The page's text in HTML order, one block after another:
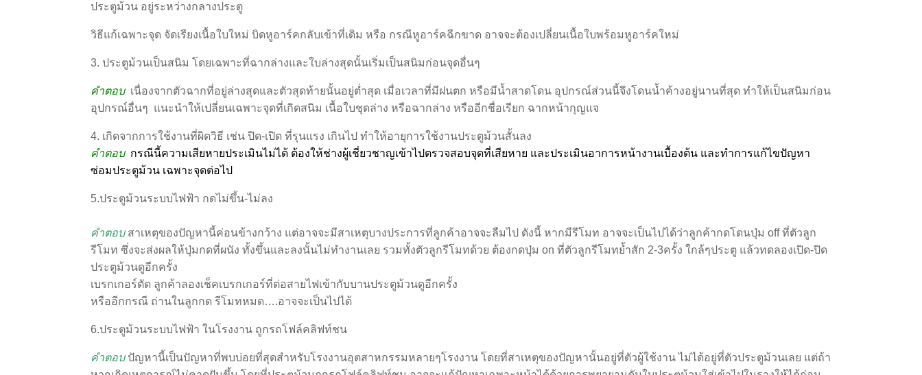
ประตูม้วน อยู่ระหว่างกลางประตู
วิธีแก้เฉพาะจุด จัดเรียงเนื้อใบใหม่ บิดหูอาร์คกลับเข้าที่เดิม หรือ กรณีหูอาร์คฉีกขาด อาจจะต้องเปลี่ยนเนื้อใบพร้อมหูอาร์คใหม่
3. ประตูม้วนเป็นสนิม โดยเฉพาะที่ฉากล่างและใบล่างสุดนั้นเริ่มเป็นสนิมก่อนจุดอื่นๆ
คำตอบ เนื่องจากตัวฉากที่อยู่ล่างสุดและตัวสุดท้ายนั้นอยู่ต่ำสุด เมื่อเวลาที่มีฝนตก หรือมีน้ำสาดโดน อุปกรณ์ส่วนนี้จึงโดนน้ำค้างอยู่นานที่สุด ทำให้เป็นสนิมก่อน
อุปกรณ์อื่นๆ แนะนำให้เปลี่ยนเฉพาะจุดที่เกิดสนิม เนื้อใบชุดล่าง หรือฉากล่าง หรืออีกชื่อเรียก ฉากหน้ากุญแจ
4. เกิดจากการใช้งานที่ผิดวิธี เช่น ปิด-เปิด ที่รุนแรง เกินไป ทำให้อายุการใช้งานประตูม้วนสั้นลง
คำตอบ กรณีนี้ความเสียหายประเมินไม่ได้ ต้องให้ช่างผู้เชี่ยวชาญเข้าไปตรวจสอบจุดที่เสียหาย และประเมินอาการหน้างานเบื้องต้น และทำการแก้ไขปัญหา
ซ่อมประตูม้วน เฉพาะจุดต่อไป
5.ประตูม้วนระบบไฟฟ้า กดไม่ขึ้น-ไม่ลง
คำตอบสาเหตุของปัญหานี้ค่อนข้างกว้าง แต่อาจจะมีสาเหตุบางประการที่ลูกค้าอาจจะลืมไป ดังนี้ หากมีรีโมท อาจจะเป็นไปได้ว่าลูกค้ากดโดนปุ่ม off ที่ตัวลูก
รีโมท ซึ่งจะส่งผลให้ปุ่มกดที่ผนัง ทั้งขึ้นและลงนั้นไม่ทำงานเลย รวมทั้งตัวลูกรีโมทด้วย ต้องกดปุ่ม on ที่ตัวลูกรีโมทย้ำสัก 2-3ครั้ง ใกล้ๆประตู แล้วทดลองเปิด-ปิด
ประตูม้วนดูอีกครั้ง
เบรกเกอร์ตัด ลูกค้าลองเช็คเบรกเกอร์ที่ต่อสายไฟเข้ากับบานประตูม้วนดูอีกครั้ง
หรืออีกกรณี ถ่านในลูกกด รีโมทหมด….อาจจะเป็นไปได้
6.ประตูม้วนระบบไฟฟ้า ในโรงงาน ถูกรถโฟล์คลิฟท์ชน
คำตอบ ปัญหานี้เป็นปัญหาที่พบบ่อยที่สุดสำหรับโรงงานอุตสาหกรรมหลายๆโรงงาน โดยที่สาเหตุของปัญหานั้นอยู่ที่ตัวผู้ใช้งาน ไม่ได้อยู่ที่ตัวประตูม้วนเลย แต่ถ้า